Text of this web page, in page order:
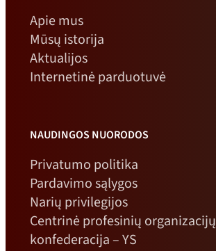
Apie mus
Mūsų istorija
Aktualijos
Internetinė parduotuvė
NAUDINGOS NUORODOS
Privatumo politika
Pardavimo sąlygos
Narių privilegijos
Centrinė profesinių organizacijų
konfederacija – YS